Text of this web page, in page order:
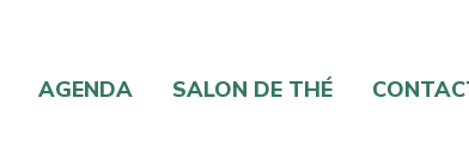
AGENDA SALON DE THÉ